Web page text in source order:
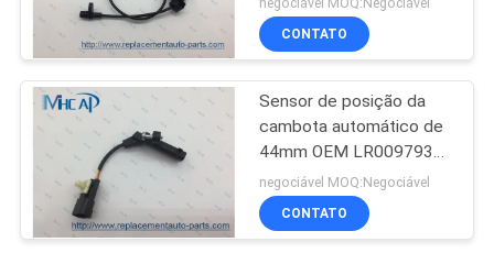
auto partes do
corpo
13
CONTATO
Sensor de posição da
cambota automático de
44mm OEM LR009793
LR049872 Land Rover
negociável MOQ:Negociável
CONTATO